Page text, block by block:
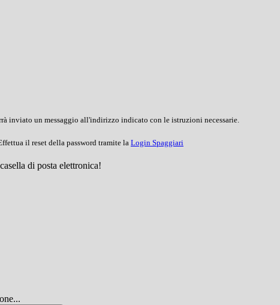
inviato un messaggio all'indirizzo indicato con le istruzioni necessarie.
il reset della password tramite la Login Spaggiari
di posta elettronica!